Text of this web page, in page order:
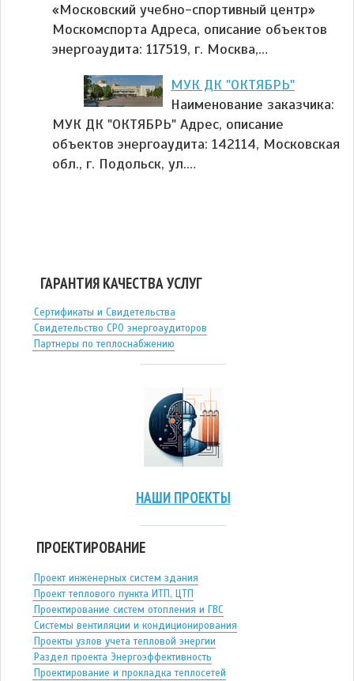
«Московский учебно-спортивный центр»
Москомспорта Адреса, описание объектов
энергоаудита: 117519, г. Москва,…
МУК ДК "ОКТЯБРЬ"
Наименование заказчика:
МУК ДК "ОКТЯБРЬ" Адрес, описание
объектов энергоаудита: 142114, Московская
обл., г. Подольск, ул.…
ГАРАНТИЯ КАЧЕСТВА УСЛУГ
Сертификаты и Свидетельства
Свидетельство СРО энергоаудиторов
Партнеры по теплоснабжению
НАШИ ПРОЕКТЫ
ПРОЕКТИРОВАНИЕ
Проект инженерных систем здания
Проект теплового пункта ИТП, ЦТП
Проектирование систем отопления и ГВС
Системы вентиляции и кондиционирования
Проекты узлов учета тепловой энергии
Раздел проекта Энергоэффективность
Проектирование и прокладка теплосетей